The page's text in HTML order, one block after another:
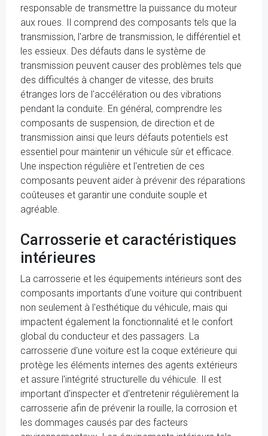
responsable de transmettre la puissance du moteur
aux roues. Il comprend des composants tels que la
transmission, l'arbre de transmission, le différentiel et
les essieux. Des défauts dans le système de
transmission peuvent causer des problèmes tels que
des difficultés à changer de vitesse, des bruits
étranges lors de l'accélération ou des vibrations
pendant la conduite. En général, comprendre les
composants de suspension, de direction et de
transmission ainsi que leurs défauts potentiels est
essentiel pour maintenir un véhicule sûr et efficace.
Une inspection régulière et l'entretien de ces
composants peuvent aider à prévenir des réparations
coûteuses et garantir une conduite souple et
agréable.
Carrosserie et caractéristiques
intérieures
La carrosserie et les équipements intérieurs sont des
composants importants d'une voiture qui contribuent
non seulement à l'esthétique du véhicule, mais qui
impactent également la fonctionnalité et le confort
global du conducteur et des passagers. La
carrosserie d'une voiture est la coque extérieure qui
protège les éléments internes des agents extérieurs
et assure l'intégrité structurelle du véhicule. Il est
important d'inspecter et d'entretenir régulièrement la
carrosserie afin de prévenir la rouille, la corrosion et
les dommages causés par des facteurs